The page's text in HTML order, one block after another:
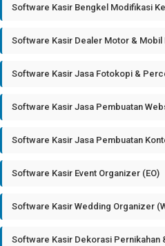
Software Kasir Bengkel Modifikasi
Software Kasir Dealer Motor & Mobil
Software Kasir Jasa Fotokopi &
Software Kasir Jasa Pembuatan
Software Kasir Jasa Pembuatan
Software Kasir Event Organizer (EO)
Software Kasir Wedding Organizer
Software Kasir Dekorasi Pernikahan